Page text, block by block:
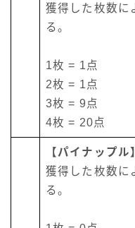
獲得した枚数に
る。
1枚 = 1点
2枚 = 1点
3枚 = 9点
4枚 = 20点
【パイナップル
獲得した枚数に
る。